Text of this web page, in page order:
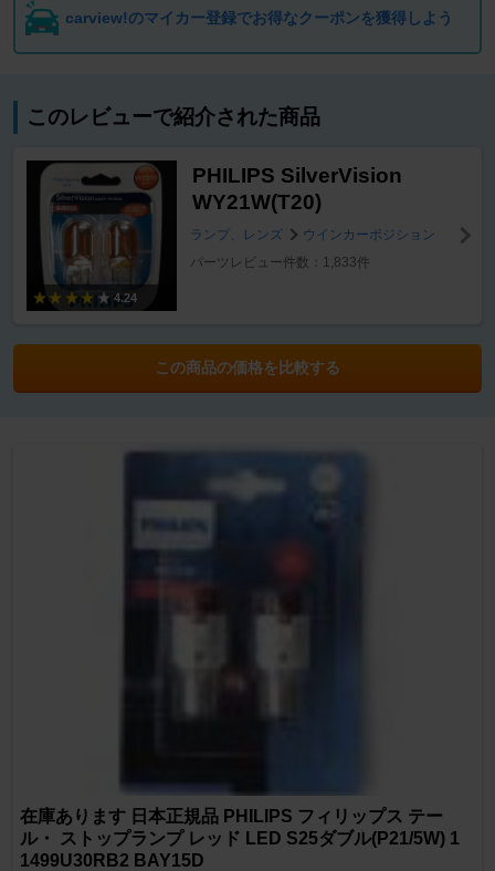
carview!のマイカー登録でお得なクーポンを獲得しよう
このレビューで紹介された商品
4.24
PHILIPS SilverVision
WY21W(T20)
ランプ、レンズ
ウインカーポジション
パーツレビュー件数：1,833件
この商品の価格を比較する
在庫あります 日本正規品 PHILIPS フィリップス テー
ル・ ストップランプ レッド LED S25ダブル(P21/5W) 1
1499U30RB2 BAY15D